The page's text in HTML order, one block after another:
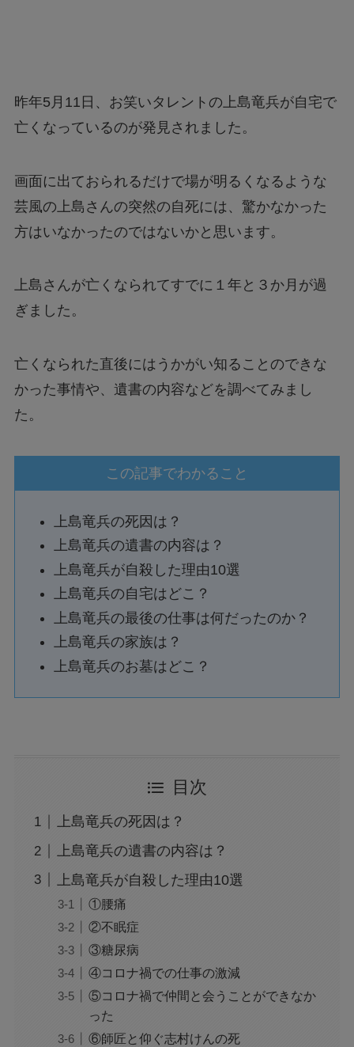
昨年5月11日、お笑いタレントの上島竜兵が自宅で
亡くなっているのが発見されました。
画面に出ておられるだけで場が明るくなるような
芸風の上島さんの突然の自死には、驚かなかった
方はいなかったのではないかと思います。
上島さんが亡くなられてすでに１年と３か月が過
ぎました。
亡くなられた直後にはうかがい知ることのできな
かった事情や、遺書の内容などを調べてみまし
た。
この記事でわかること
上島竜兵の死因は？
上島竜兵の遺書の内容は？
上島竜兵が自殺した理由10選
上島竜兵の自宅はどこ？
上島竜兵の最後の仕事は何だったのか？
上島竜兵の家族は？
上島竜兵のお墓はどこ？
目次
上島竜兵の死因は？
上島竜兵の遺書の内容は？
上島竜兵が自殺した理由10選
①腰痛
②不眠症
③糖尿病
④コロナ禍での仕事の激減
⑤コロナ禍で仲間と会うことができなか
った
⑥師匠と仰ぐ志村けんの死